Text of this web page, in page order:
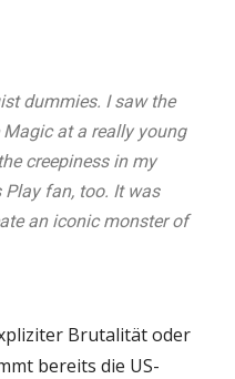
dummies. I saw the
at a really young
creepiness in my
Play fan, too. It was
an iconic monster of
Brutalität oder
bereits die US-